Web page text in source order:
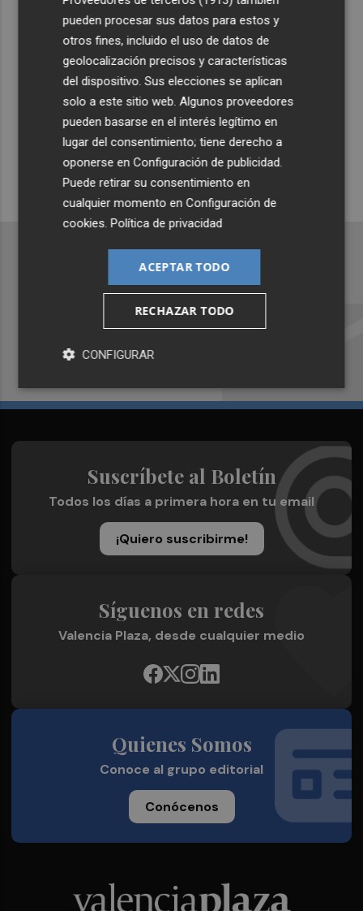
pasarelas sobre el barranco de Mandor
Suscríbete al canal de
Whatsapp
Siempre al día de las últimas noticias
¡Quiero suscribirme!
Recibe toda la actualidad de
Valencia Plaza en tu correo
Quiero suscribirme
Suscríbete al Boletín
Todos los días a primera hora en tu email
¡Quiero suscribirme!
Síguenos en redes
Valencia Plaza, desde cualquier medio
Quienes Somos
Conoce al grupo editorial
Conócenos
pueden procesar sus datos para estos y
otros fines, incluido el uso de datos de
geolocalización precisos y características
del dispositivo. Sus elecciones se aplican
solo a este sitio web. Algunos proveedores
pueden basarse en el interés legítimo en
lugar del consentimiento; tiene derecho a
oponerse enConfiguración de publicidad.
Puede retirar su consentimiento en
cualquier momento enConfiguración de
cookies.Política de privacidad
ACEPTAR TODO
RECHAZAR TODO
CONFIGURAR